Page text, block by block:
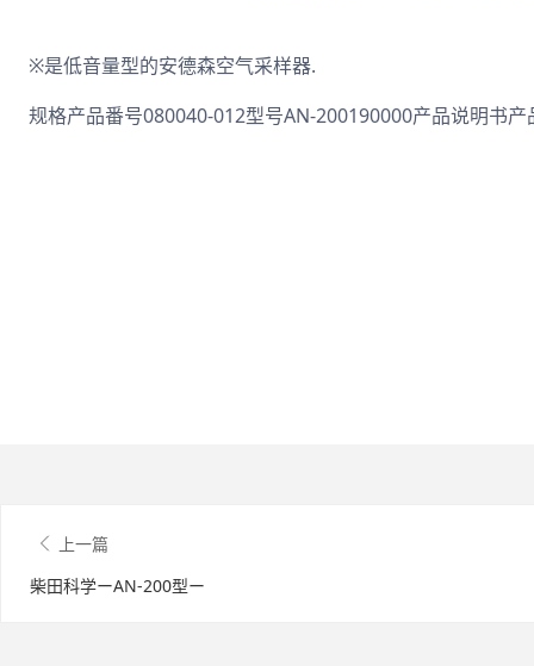
※是低音量型的安德森空气采样器.
规格产品番号080040-012型号AN-200190000产品说明书产
上一篇
柴田科学ーAN-200型ー